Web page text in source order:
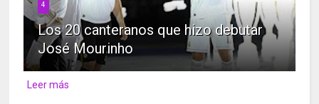
4
Los 20 canteranos que hizo debutar
José Mourinho
Leer más